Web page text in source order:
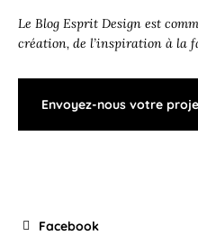
Le Blog Esprit Design est
création, de l’inspiration à la
Envoyez-nous votre
Facebook